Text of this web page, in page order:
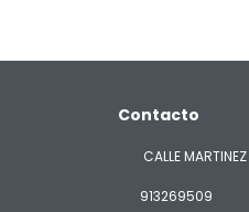
Contacto
CALLE
913269509